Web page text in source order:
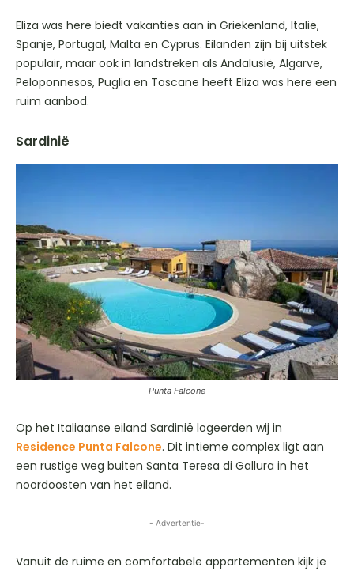
Eliza was here biedt vakanties aan in Griekenland, Italië,
Spanje, Portugal, Malta en Cyprus. Eilanden zijn bij uitstek
populair, maar ook in landstreken als Andalusië, Algarve,
Peloponnesos, Puglia en Toscane heeft Eliza was here een
ruim aanbod.
Sardinië
Punta Falcone
Op het Italiaanse eiland Sardinië logeerden wij in
Residence Punta Falcone. Dit intieme complex ligt aan
een rustige weg buiten Santa Teresa di Gallura in het
noordoosten van het eiland.
- Advertentie-
Vanuit de ruime en comfortabele appartementen kijk je